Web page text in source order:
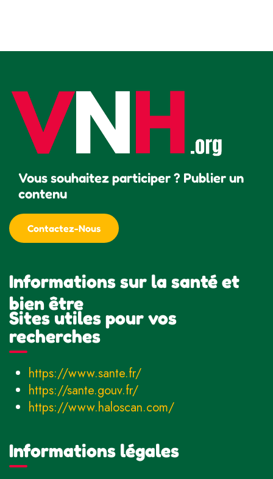
Vous souhaitez participer ? Publier un
contenu
Contactez-Nous
Informations sur la santé et
bien être
Sites utiles pour vos
recherches
https://www.sante.fr/
https://sante.gouv.fr/
https://www.haloscan.com/
Informations légales